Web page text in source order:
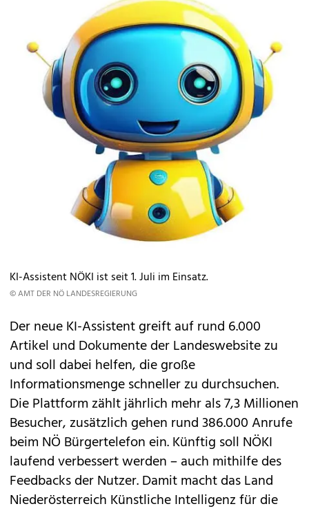
KI-Assistent NÖKI ist seit 1. Juli im Einsatz.
© AMT DER NÖ LANDESREGIERUNG
Der neue KI-Assistent greift auf rund 6.000
Artikel und Dokumente der Landeswebsite zu
und soll dabei helfen, die große
Informationsmenge schneller zu durchsuchen.
Die Plattform zählt jährlich mehr als 7,3 Millionen
Besucher, zusätzlich gehen rund 386.000 Anrufe
beim NÖ Bürgertelefon ein. Künftig soll NÖKI
laufend verbessert werden – auch mithilfe des
Feedbacks der Nutzer. Damit macht das Land
Niederösterreich Künstliche Intelligenz für die